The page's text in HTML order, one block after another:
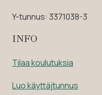
Y-tunnus: 3371038-3
INFO
Tilaa koulutuksia
Luo käyttäjtunnus